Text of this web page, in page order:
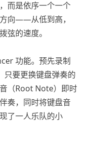
而是依序一个一个
向——从低到高，
弦的速度。
功能。预先录制
只要更换键盘弹奏的
（Root Note）即时
奏，同时将键盘音
了一人乐队的小